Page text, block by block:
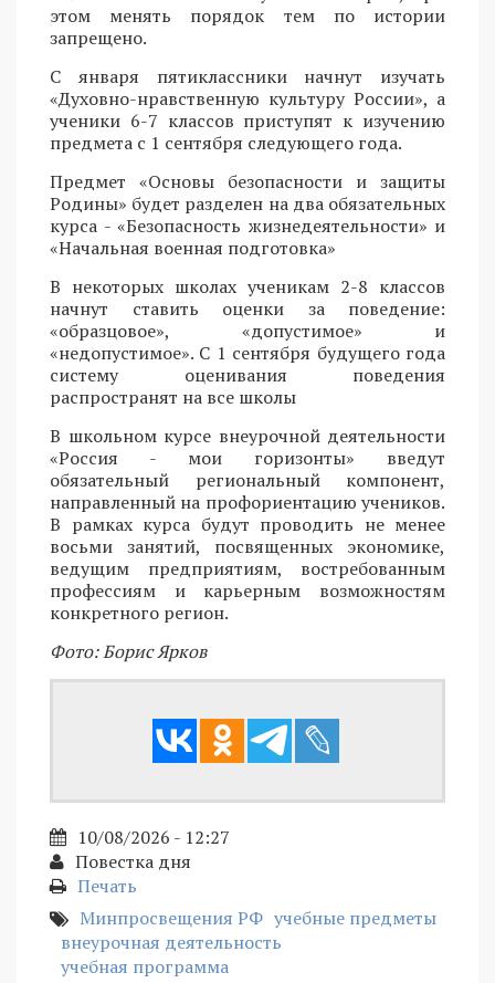
этом менять порядок тем по истории
запрещено.
С января пятиклассники начнут изучать
«Духовно-нравственную культуру России», а
ученики 6-7 классов приступят к изучению
предмета с 1 сентября следующего года.
Предмет «Основы безопасности и защиты
Родины» будет разделен на два обязательных
курса - «Безопасность жизнедеятельности» и
«Начальная военная подготовка»
В некоторых школах ученикам 2-8 классов
начнут ставить оценки за поведение:
«образцовое», «допустимое» и
«недопустимое». С 1 сентября будущего года
систему оценивания поведения
распространят на все школы
В школьном курсе внеурочной деятельности
«Россия - мои горизонты» введут
обязательный региональный компонент,
направленный на профориентацию учеников.
В рамках курса будут проводить не менее
восьми занятий, посвященных экономике,
ведущим предприятиям, востребованным
профессиям и карьерным возможностям
конкретного регион.
Фото: Борис Ярков
10/08/2026 - 12:27
Повестка дня
Печать
Минпросвещения РФ учебные предметы
внеурочная деятельность
учебная программа